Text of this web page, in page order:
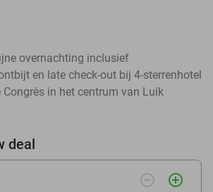
overnachting inclusief
en late check-out bij 4-sterrenhotel
Congrès in het centrum van Luik
deal
remove_circle_outline add_circle_outline